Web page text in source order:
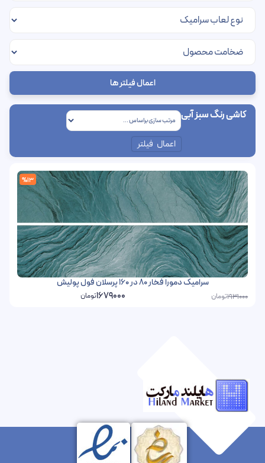
اعمال فیلتر ها
کاشی رنگ سبز آبی
اعمال فیلتر
%13
سرامیک دمورا فخار 80 در 160 پرسلان فول پولیش
1931000تومان 1679000تومان